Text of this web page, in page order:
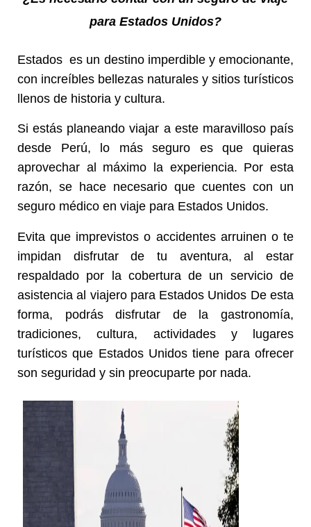
para Estados Unidos?
Estados es un destino imperdible y emocionante,
con increíbles bellezas naturales y sitios turísticos
llenos de historia y cultura.
Si estás planeando viajar a este maravilloso país
desde Perú, lo más seguro es que quieras
aprovechar al máximo la experiencia. Por esta
razón, se hace necesario que cuentes con un
seguro médico en viaje para Estados Unidos.
Evita que imprevistos o accidentes arruinen o te
impidan disfrutar de tu aventura, al estar
respaldado por la cobertura de un servicio de
asistencia al viajero para Estados Unidos De esta
forma, podrás disfrutar de la gastronomía,
tradiciones, cultura, actividades y lugares
turísticos que Estados Unidos tiene para ofrecer
son seguridad y sin preocuparte por nada.